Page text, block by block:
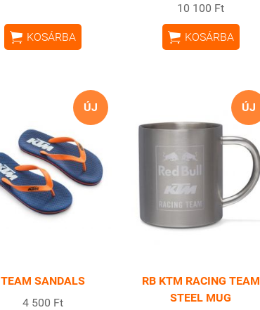
 KOSÁRBA
10 100 Ft
 KOSÁRBA
ÚJ
TEAM SANDALS
4 500 Ft
ÚJ
RB KTM RACING TEAM
STEEL MUG